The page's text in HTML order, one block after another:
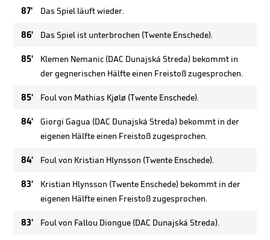
87' Das Spiel läuft wieder.
86' Das Spiel ist unterbrochen (Twente Enschede).
85'
Klemen Nemanic (DAC Dunajská Streda) bekommt in
der gegnerischen Hälfte einen Freistoß zugesprochen.
85' Foul von Mathias Kjølø (Twente Enschede).
84'
Giorgi Gagua (DAC Dunajská Streda) bekommt in der
eigenen Hälfte einen Freistoß zugesprochen.
84' Foul von Kristian Hlynsson (Twente Enschede).
83'
Kristian Hlynsson (Twente Enschede) bekommt in der
eigenen Hälfte einen Freistoß zugesprochen.
83' Foul von Fallou Diongue (DAC Dunajská Streda).